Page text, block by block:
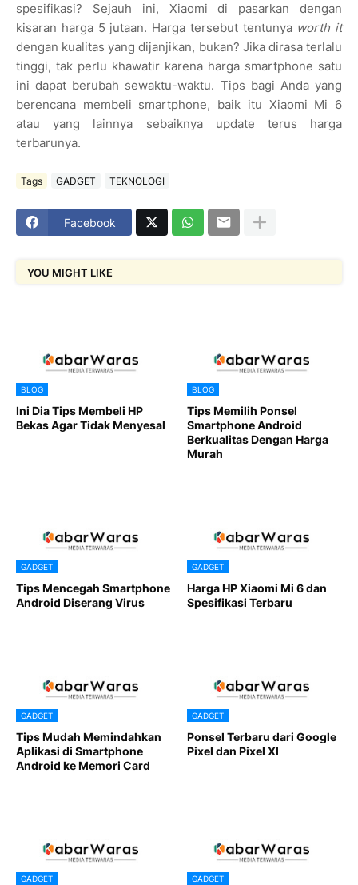
spesifikasi? Sejauh ini, Xiaomi di pasarkan dengan
kisaran harga 5 jutaan. Harga tersebut tentunya worth it
dengan kualitas yang dijanjikan, bukan? Jika dirasa terlalu
tinggi, tak perlu khawatir karena harga smartphone satu
ini dapat berubah sewaktu-waktu. Tips bagi Anda yang
berencana membeli smartphone, baik itu Xiaomi Mi 6
atau yang lainnya sebaiknya update terus harga
terbarunya.
Tags GADGET TEKNOLOGI
Facebook
YOU MIGHT LIKE
BLOG
Ini Dia Tips Membeli HP
Bekas Agar Tidak Menyesal
BLOG
Tips Memilih Ponsel
Smartphone Android
Berkualitas Dengan Harga
Murah
GADGET
Tips Mencegah Smartphone
Android Diserang Virus
GADGET
Harga HP Xiaomi Mi 6 dan
Spesifikasi Terbaru
GADGET
Tips Mudah Memindahkan
Aplikasi di Smartphone
Android ke Memori Card
GADGET
Ponsel Terbaru dari Google
Pixel dan Pixel Xl
GADGET GADGET